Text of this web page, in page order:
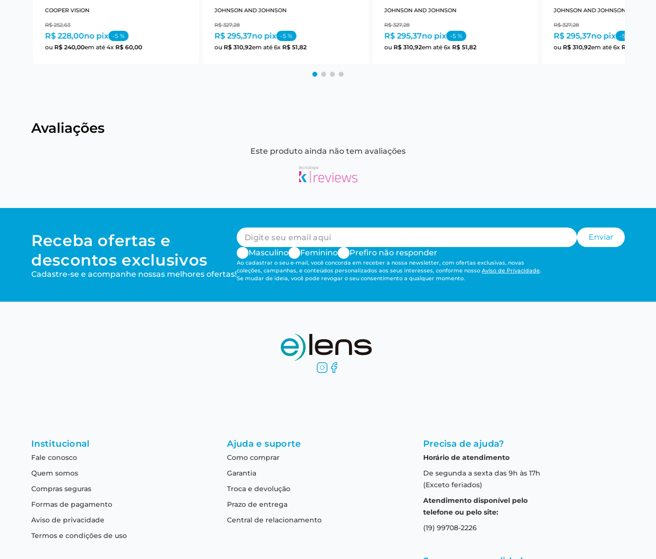
COOPER VISION
R$ 252,63
R$ 228,00no pix -5%
ou R$ 240,00em até4x R$ 60,00
JOHNSON AND JOHNSON
R$ 327,28
R$ 295,37no pix -5 %
ou R$ 310,92em até6x R$ 51,82
JOHNSON AND JOHNSON
R$ 327,28
R$ 295,37no pix -5%
ou R$ 310,92em até6x R$ 51,82
JOHNSON AND JOHNSON
R$ 327,28
R$ 295,37no pix -5
ou R$ 310,92em até6x R$
Avaliações
Este produto ainda não tem avaliações
Receba ofertas e
descontos exclusivos
Cadastre-se e acompanhe nossas melhores ofertas!
Enviar
Masculino
Feminino Prefiro não responder
Ao cadastrar o seu e-mail, você concorda em receber a nossa newsletter, com ofertas exclusivas, novas
coleções, campanhas, e conteúdos personalizados aos seus interesses, conforme nosso Aviso de Privacidade.
Se mudar de ideia, você pode revogar o seu consentimento a qualquer momento.
Institucional
Fale conosco
Quem somos
Compras seguras
Formas de pagamento
Aviso de privacidade
Termos e condições de uso
Ajuda e suporte
Como comprar
Garantia
Troca e devolução
Prazo de entrega
Central de relacionamento
Precisa de ajuda?
Horário de atendimento
De segunda a sexta das 9h às 17h
(Exceto feriados)
Atendimento disponível pelo
telefone ou pelo site:
(19) 99708-2226